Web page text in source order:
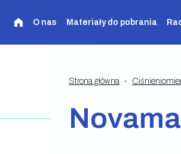
O nas Materiały do pobrania
Strona główna